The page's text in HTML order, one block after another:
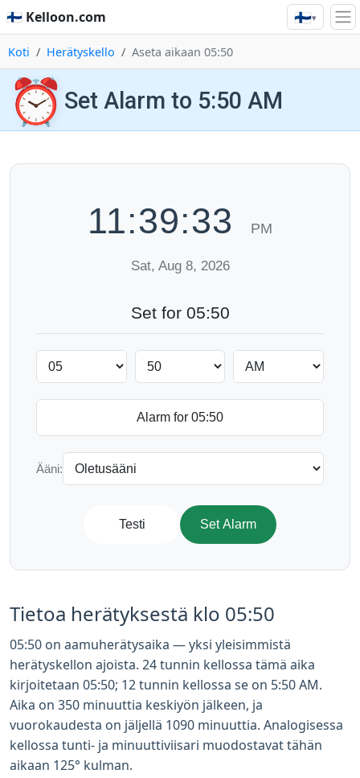
🇫🇮 Kelloon.com 🇫🇮▾
Koti Herätyskello Aseta aikaan 05:50
⏰ Set Alarm to 5:50 AM
11:39:34 PM
Sat, Aug 8, 2026
Set for 05:50
Ääni:
Testi Set Alarm
Tietoa herätyksestä klo 05:50
05:50 on aamuherätysaika — yksi yleisimmistä
herätyskellon ajoista. 24 tunnin kellossa tämä aika
kirjoitetaan 05:50; 12 tunnin kellossa se on 5:50 AM.
Aika on 350 minuuttia keskiyön jälkeen, ja
vuorokaudesta on jäljellä 1090 minuuttia. Analogisessa
kellossa tunti- ja minuuttiviisari muodostavat tähän
aikaan 125° kulman.